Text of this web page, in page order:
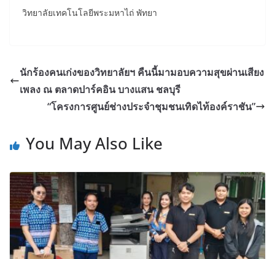
วิทยาลัยเทคโนโลยีพระมหาไถ่ พัทยา
นักร้องคนเก่งของวิทยาลัยฯ คืนนี้มามอบความสุขผ่านเสียง
เพลง ณ ตลาดปาร์คอิน บางแสน ชลบุรี
“โครงการศูนย์ช่างประจำชุมชนเทิดไท้องค์ราชัน”
You May Also Like